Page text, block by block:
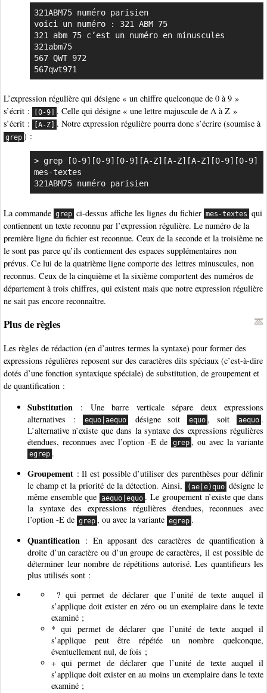
321ABM75 numéro parisien
voici un numéro : 321 ABM 75
321 abm 75 c’est un numéro en minuscules
321abm75
567 QWT 972
567qwt971
L’expression régulière qui désigne « un chiffre quelconque de 0 à 9 »
s’écrit :
[0-9] . Celle qui désigne « une lettre majuscule de A à Z »
s’écrit :
[A-Z] . Notre expression régulière pourra donc s’écrire (soumise à
grep ) :
> grep [0-9][0-9][0-9][A-Z][A-Z][A-Z][0-9][0-9]
mes-textes
321ABM75 numéro parisien
La commande grep ci-dessus affiche les lignes du fichier mes-textes qui
contiennent un texte reconnu par l’expression régulière. Le numéro de la
première ligne du fichier est reconnue. Ceux de la seconde et la troisième ne
le sont pas parce qu’ils contiennent des espaces supplémentaires non
prévus. Ce lui de la quatrième ligne comporte des lettres minuscules, non
reconnus. Ceux de la cinquième et la sixième comportent des numéros de
département à trois chiffres, qui existent mais que notre expression régulière
ne sait pas encore reconnaître.
Plus de règles
Les règles de rédaction (en d’autres termes la syntaxe) pour former des
expressions régulières reposent sur des caractères dits spéciaux (c’est-à-dire
dotés d’une fonction syntaxique spéciale) de substitution, de groupement et
de quantification :
Substitution : Une barre verticale sépare deux expressions
alternatives :
equo|aequo désigne soit equo , soit aequo .
L’alternative n’existe que dans la syntaxe des expressions régulières
étendues, reconnues avec l’option -E de
grep , ou avec la variante
egrep .
Groupement : Il est possible d’utiliser des parenthèses pour définir
le champ et la priorité de la détection. Ainsi, (ae|e)quo désigne le
même ensemble que aequo|equo . Le groupement n’existe que dans
la syntaxe des expressions régulières étendues, reconnues avec
l’option -E de grep , ou avec la variante egrep .
Quantification : En apposant des caractères de quantification à
droite d’un caractère ou d’un groupe de caractères, il est possible de
déterminer leur nombre de répétitions autorisé. Les quantifieurs les
plus utilisés sont :
? qui permet de déclarer que l’unité de texte auquel il
s’applique doit exister en zéro ou un exemplaire dans le texte
examiné ;
* qui permet de déclarer que l’unité de texte auquel il
s’applique peut être répétée un nombre quelconque,
éventuellement nul, de fois ;
+ qui permet de déclarer que l’unité de texte auquel il
s’applique doit exister en au moins un exemplaire dans le texte
examiné ;